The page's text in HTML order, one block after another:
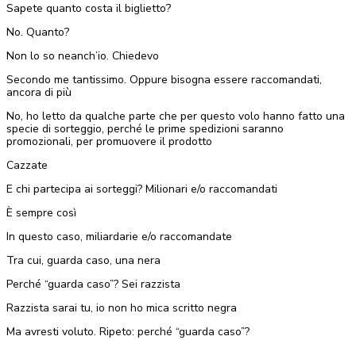
Sapete quanto costa il biglietto?
No. Quanto?
Non lo so neanch’io. Chiedevo
Secondo me tantissimo. Oppure bisogna essere raccomandati,
ancora di più
No, ho letto da qualche parte che per questo volo hanno fatto una
specie di sorteggio, perché le prime spedizioni saranno
promozionali, per promuovere il prodotto
Cazzate
E chi partecipa ai sorteggi? Milionari e/o raccomandati
È sempre così
In questo caso, miliardarie e/o raccomandate
Tra cui, guarda caso, una nera
Perché “guarda caso”? Sei razzista
Razzista sarai tu, io non ho mica scritto negra
Ma avresti voluto. Ripeto: perché “guarda caso”?